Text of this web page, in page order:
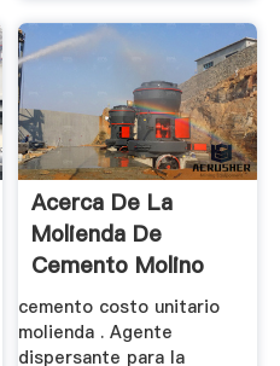
Acerca De La
Molienda De
Cemento Molino
cemento costo unitario
molienda . Agente
dispersante para la